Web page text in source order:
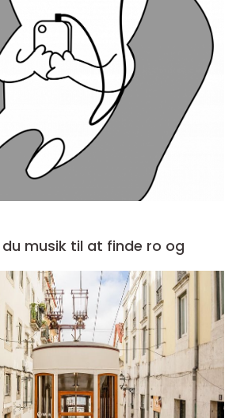
musik til at finde ro og